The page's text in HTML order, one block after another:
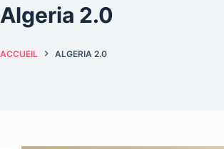
Algeria 2.0
ACCUEIL ALGERIA 2.0